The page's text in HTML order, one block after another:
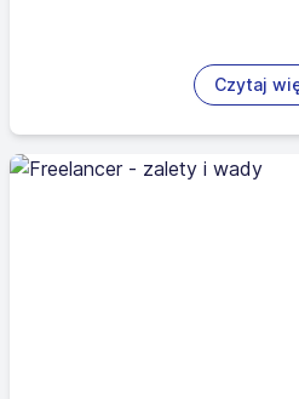
Czytaj